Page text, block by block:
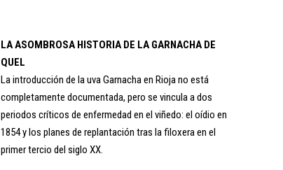
LA ASOMBROSA HISTORIA DE LA GARNACHA DE
QUEL
La introducción de la uva Garnacha en Rioja no está
completamente documentada, pero se vincula a dos
periodos críticos de enfermedad en el viñedo: el oídio en
1854 y los planes de replantación tras la filoxera en el
primer tercio del siglo XX.